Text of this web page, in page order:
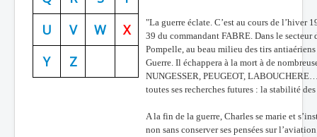
Cahiers des As
U
V W
X
Y
Z
"La guerre éclate. C’est au cours de l’hiver
39 du commandant FABRE. Dans le secteur
Pompelle, au beau milieu des tirs
Guerre. Il échappera à la mort à de
NUNGESSER, PEUGEOT,
toutes ses recherches futures : la stabilité
A la fin de la guerre, Charles se marie et
non sans conserver ses pensées sur